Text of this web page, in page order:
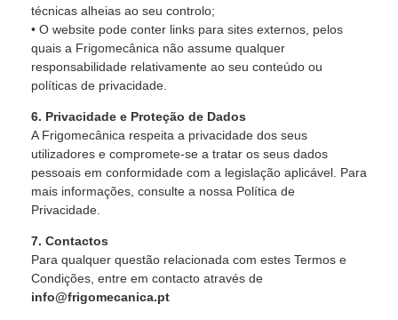
técnicas alheias ao seu controlo;
• O website pode conter links para sites externos, pelos
quais a Frigomecânica não assume qualquer
responsabilidade relativamente ao seu conteúdo ou
políticas de privacidade.
6. Privacidade e Proteção de Dados
A Frigomecânica respeita a privacidade dos seus
utilizadores e compromete-se a tratar os seus dados
pessoais em conformidade com a legislação aplicável. Para
mais informações, consulte a nossa Política de
Privacidade.
7. Contactos
Para qualquer questão relacionada com estes Termos e
Condições, entre em contacto através de
info@frigomecanica.pt